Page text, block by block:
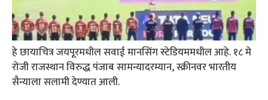
हे छायाचित्र जयपूरमधील सवाई मानसिंग स्टेडियममधील आहे. १८ मे
रोजी राजस्थान विरुद्ध पंजाब सामन्यादरम्यान, स्क्रीनवर भारतीय
सैन्याला सलामी देण्यात आली.